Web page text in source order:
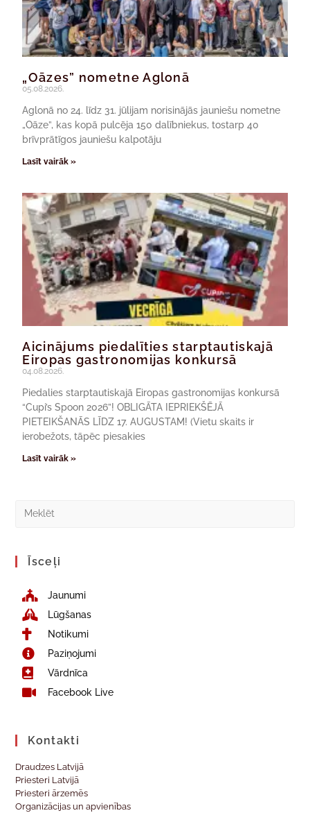
„Oāzes” nometne Aglonā
05.08.2026.
Aglonā no 24. līdz 31. jūlijam norisinājās jauniešu nometne
„Oāze”, kas kopā pulcēja 150 dalībniekus, tostarp 40
brīvprātīgos jauniešu kalpotāju
Lasīt vairāk »
Aicinājums piedalīties starptautiskajā
Eiropas gastronomijas konkursā
04.08.2026.
Piedalies starptautiskajā Eiropas gastronomijas konkursā
“Cupi’s Spoon 2026”! OBLIGĀTA IEPRIEKŠĒJĀ
PIETEIKŠANĀS LĪDZ 17. AUGUSTAM! (Vietu skaits ir
ierobežots, tāpēc piesakies
Lasīt vairāk »
Īsceļi
Jaunumi
Lūgšanas
Notikumi
Paziņojumi
Vārdnīca
Facebook Live
Kontakti
Draudzes Latvijā
Priesteri Latvijā
Priesteri ārzemēs
Organizācijas un apvienības